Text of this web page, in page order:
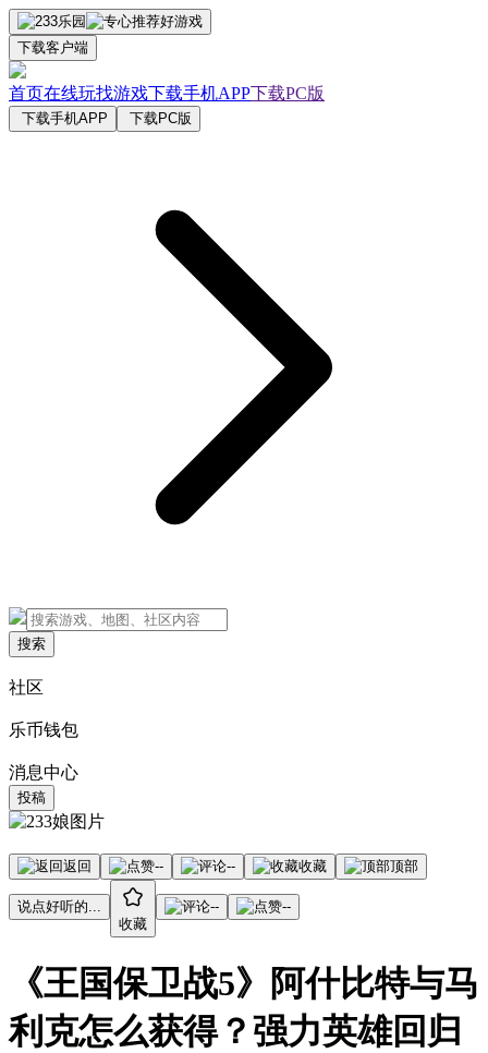
下载客户端
首页在线玩找游戏下载手机APP下载PC版
下载手机APP 下载PC版
搜索
社区
乐币钱包
消息中心
投稿
返回 -- -- 收藏 顶部
说点好听的...
收藏
-- --
《王国保卫战5》阿什比特与马
利克怎么获得？强力英雄回归